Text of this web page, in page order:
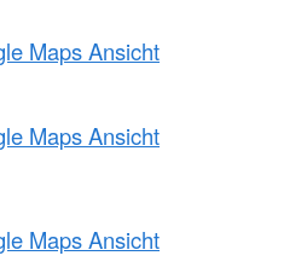
Maps Ansicht
Maps Ansicht
Maps Ansicht